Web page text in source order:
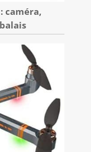
caméra,